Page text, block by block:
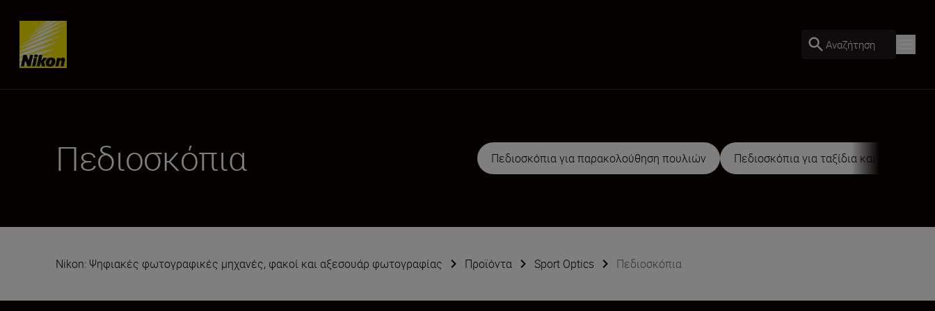
Skip content
Αναζήτηση
Πεδιοσκόπια Πεδιοσκόπια για παρακολούθηση πουλιών Πεδιοσκόπια για ταξίδια και σαφάρι
Nikon: Ψηφιακές φωτογραφικές μηχανές, φακοί και αξεσουάρ φωτογραφίας Προϊόντα Sport Optics Πεδιοσκόπια